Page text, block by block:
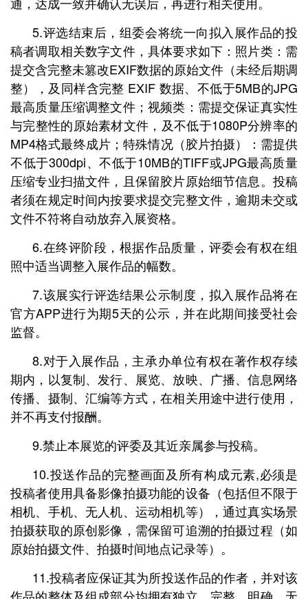
5.评选结束后，组委会将统一向拟入展作品的投
稿者调取相关数字文件，具体要求如下：照片类：需
提交含完整未篡改EXIF数据的原始文件（未经后期调
整），及同样含完整 EXIF 数据、不低于5MB的JPG
最高质量压缩调整文件；视频类：需提交保证真实性
与完整性的原始素材文件，及不低于1080P分辨率的
MP4格式最终成片；特殊情况（胶片拍摄）：需提供
不低于300dpi、不低于10MB的TIFF或JPG最高质量
压缩专业扫描文件，且保留胶片原始细节信息。投稿
者须在规定时间内按要求提交完整文件，逾期未交或
文件不符将自动放弃入展资格。
6.在终评阶段，根据作品质量，评委会有权在组
照中适当调整入展作品的幅数。
7.该展实行评选结果公示制度，拟入展作品将在
官方APP进行为期5天的公示，并在此期间接受社会
监督。
8.对于入展作品，主承办单位有权在著作权存续
期内，以复制、发行、展览、放映、广播、信息网络
传播、摄制、汇编等方式，在相关用途中进行使用，
并不再支付报酬。
9.禁止本展览的评委及其近亲属参与投稿。
10.投送作品的完整画面及所有构成元素,必须是
投稿者使用具备影像拍摄功能的设备（包括但不限于
相机、手机、无人机、运动相机等），通过真实场景
拍摄获取的原创影像，需保留可追溯的拍摄过程（如
原始拍摄文件、拍摄时间地点记录等）。
11.投稿者应保证其为所投送作品的作者，并对该